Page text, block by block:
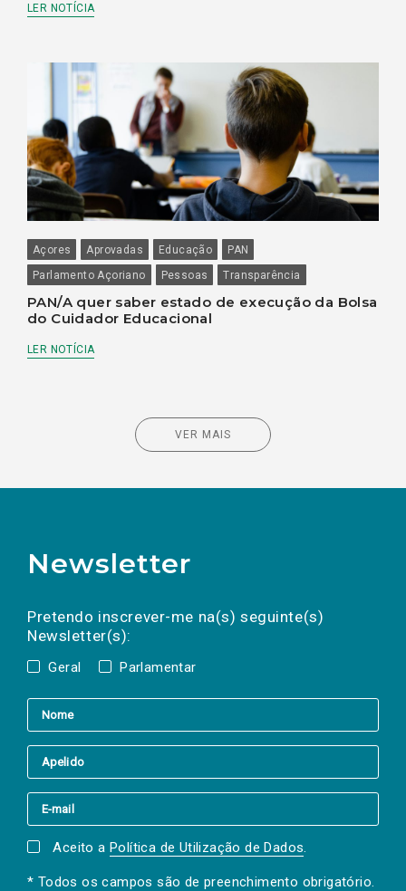
LER NOTÍCIA
Açores Aprovadas Educação
PAN
Parlamento Açoriano
Pessoas Transparência
PAN/A quer saber estado de execução da Bolsa
do Cuidador Educacional
LER NOTÍCIA
VER MAIS
Newsletter
Pretendo inscrever-me na(s) seguinte(s)
Newsletter(s):
Geral Parlamentar
a(s) newsletter(s).
mail
Aceito a Política de Utilização de Dados.
* Todos os campos são de preenchimento obrigatório.